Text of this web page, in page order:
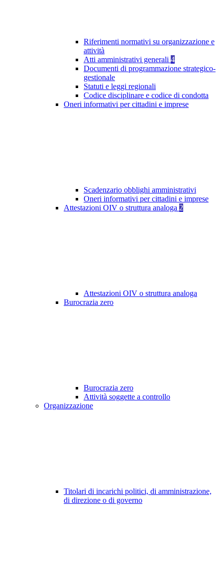
Riferimenti normativi su organizzazione e
attività
Atti amministrativi generali 4
Documenti di programmazione strategico-
gestionale
Statuti e leggi regionali
Codice disciplinare e codice di condotta
Oneri informativi per cittadini e imprese
Scadenzario obblighi amministrativi
Oneri informativi per cittadini e imprese
Attestazioni OIV o struttura analoga 2
Attestazioni OIV o struttura analoga
Burocrazia zero
Burocrazia zero
Attività soggette a controllo
Organizzazione
Titolari di incarichi politici, di amministrazione,
di direzione o di governo